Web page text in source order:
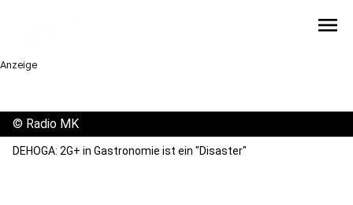
menu
Anzeige
© Radio MK
DEHOGA: 2G+ in Gastronomie ist ein "Disaster"